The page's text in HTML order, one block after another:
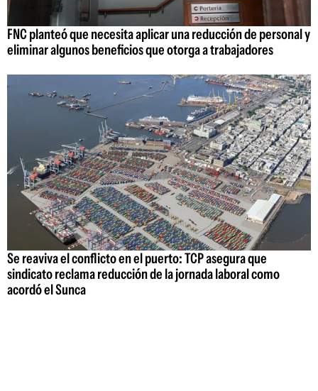
FNC planteó que necesita aplicar una reducción de personal y
eliminar algunos beneficios que otorga a trabajadores
Se reaviva el conflicto en el puerto: TCP asegura que
sindicato reclama reducción de la jornada laboral como
acordó el Sunca